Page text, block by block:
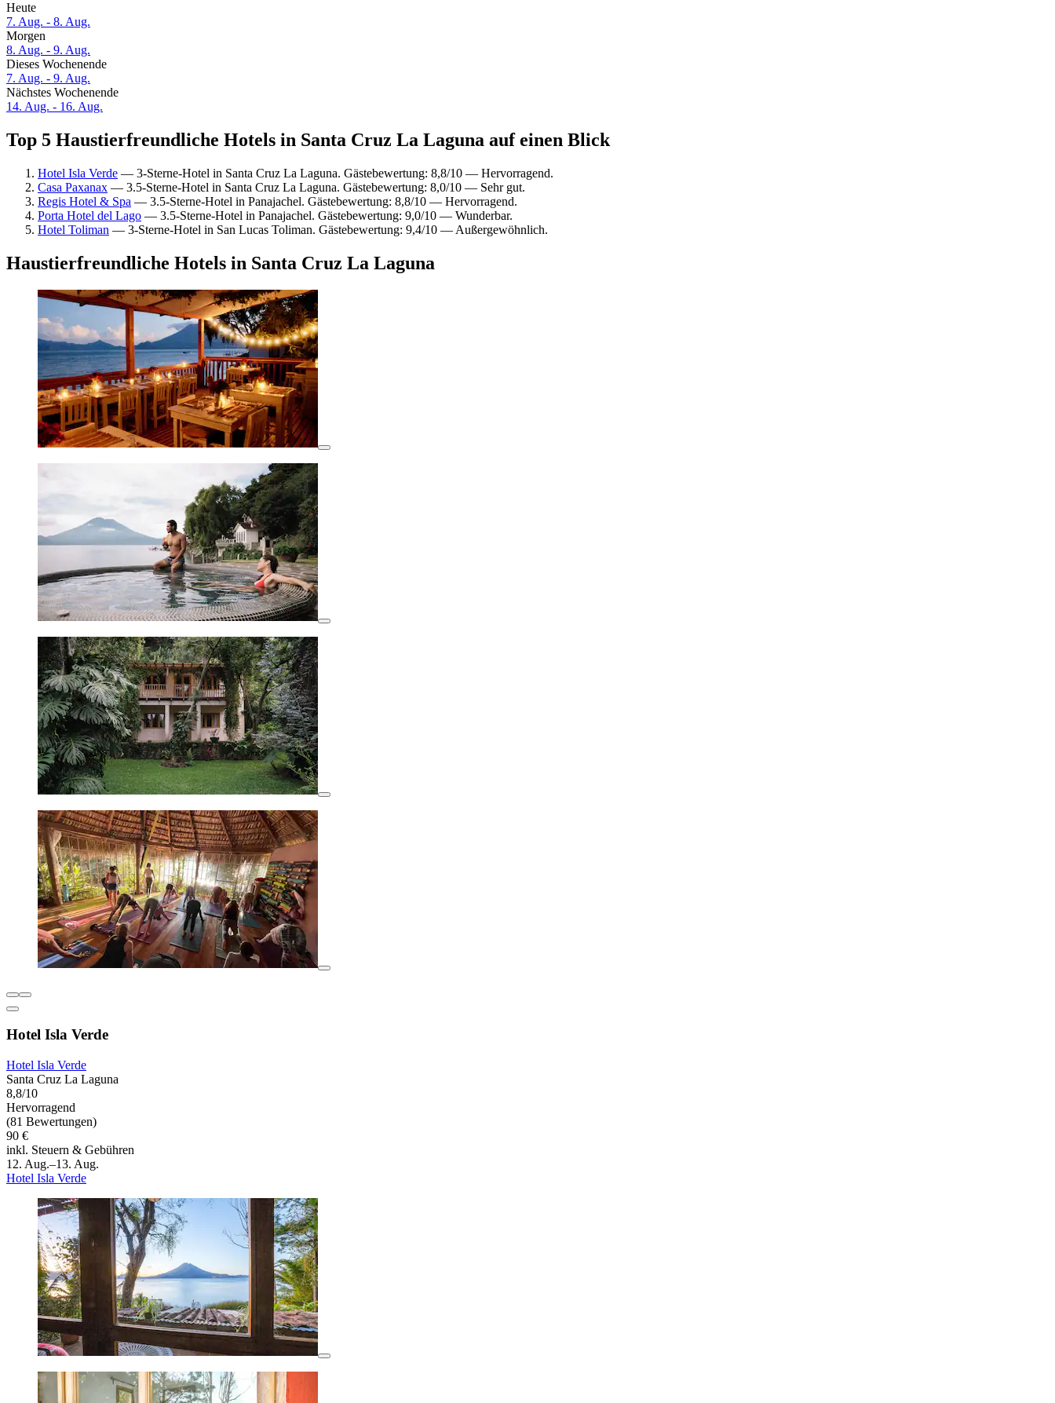
Heute
7. Aug. - 8. Aug.
Morgen
8. Aug. - 9. Aug.
Dieses Wochenende
7. Aug. - 9. Aug.
Nächstes Wochenende
14. Aug. - 16. Aug.
Top 5 Haustierfreundliche Hotels in Santa Cruz La Laguna auf einen Blick
Hotel Isla Verde — 3-Sterne-Hotel in Santa Cruz La Laguna. Gästebewertung: 8,8/10 — Hervorragend.
Casa Paxanax — 3.5-Sterne-Hotel in Santa Cruz La Laguna. Gästebewertung: 8,0/10 — Sehr gut.
Regis Hotel & Spa — 3.5-Sterne-Hotel in Panajachel. Gästebewertung: 8,8/10 — Hervorragend.
Porta Hotel del Lago — 3.5-Sterne-Hotel in Panajachel. Gästebewertung: 9,0/10 — Wunderbar.
Hotel Toliman — 3-Sterne-Hotel in San Lucas Toliman. Gästebewertung: 9,4/10 — Außergewöhnlich.
Haustierfreundliche Hotels in Santa Cruz La Laguna
Hotel Isla Verde
Hotel Isla Verde
Santa Cruz La Laguna
8,8/10
Hervorragend
(81 Bewertungen)
90 €
inkl. Steuern & Gebühren
12. Aug.–13. Aug.
Hotel Isla Verde